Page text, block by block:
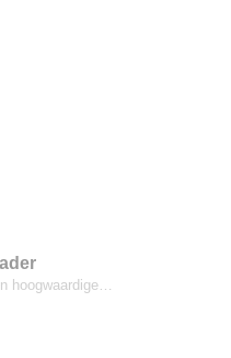
hoogwaardige…